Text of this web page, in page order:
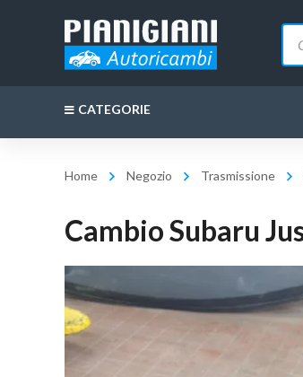
CATEGORIE
Home Negozio Trasmissione
Cambio Subaru